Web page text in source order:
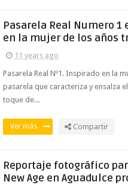
Pasarela Real Numero
en la mujer de los años
11 years ago
Pasarela Real Nº1. Inspirado en la
pasarela que caracteriza y ensalza
toque de...
Ver más Compartir
Reportaje fotográfico
New Age en Aguadulce